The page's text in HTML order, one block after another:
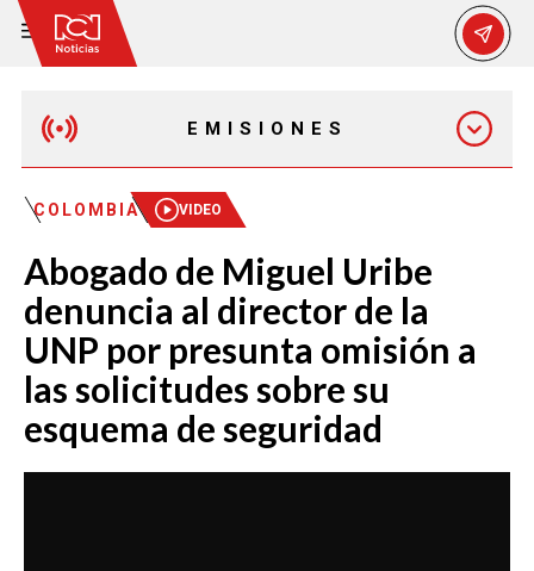
EMISIONES
EMISIÓN 12:30 PM
EMISIÓN 7:00 PM
COLOMBIA VIDEO
Abogado de Miguel Uribe
denuncia al director de la
UNP por presunta omisión a
las solicitudes sobre su
esquema de seguridad